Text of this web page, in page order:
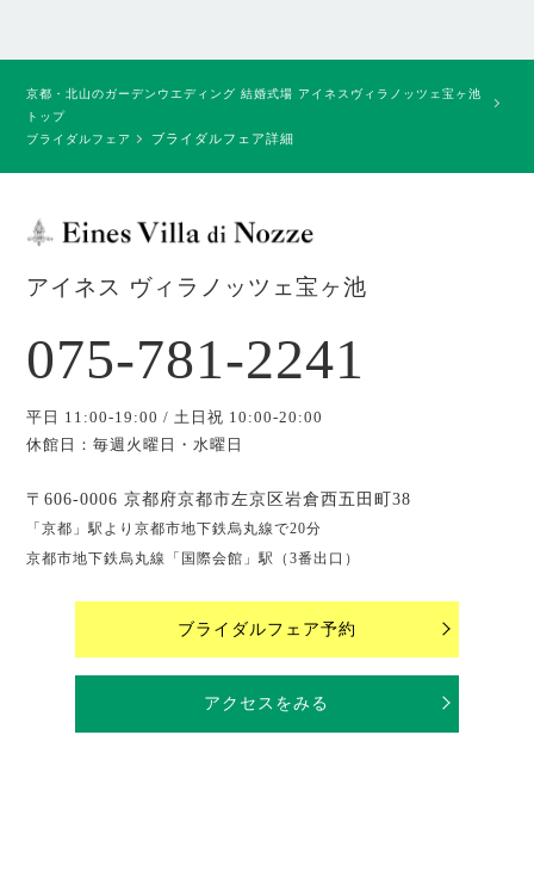
京都・北山のガーデンウエディング 結婚式場 アイネスヴィラノッツェ宝ヶ池
トップ
ブライダルフェア
ブライダルフェア詳細
アイネス ヴィラノッツェ宝ヶ池
075-781-2241
平日 11:00-19:00 / 土日祝 10:00-20:00
休館日：毎週火曜日・水曜日
〒606-0006 京都府京都市左京区岩倉西五田町38
「京都」駅より京都市地下鉄烏丸線で20分
京都市地下鉄烏丸線「国際会館」駅（3番出口）
ブライダルフェア予約
アクセスをみる